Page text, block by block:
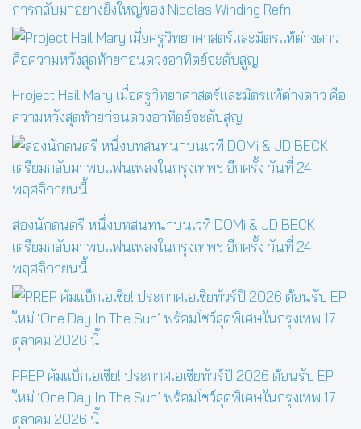
การกลับมาอย่างยิ่งใหญ่ของ Nicolas Winding Refn
Project Hail Mary เมื่อครูวิทยาศาสตร์และมิตรแท้ต่างดาว คือ
ความหวังสุดท้ายก่อนดวงอาทิตย์จะดับสูญ
สองนักดนตรี หนึ่งบทสนทนาบนเวที DOMi & JD BECK
เตรียมกลับมาพบแฟนเพลงในกรุงเทพฯ อีกครั้ง วันที่ 24
พฤศจิกายนนี้
PREP คัมแบ็กเอเชีย! ประกาศเอเชียทัวร์ปี 2026 ต้อนรับ EP
ใหม่ ‘One Day In The Sun’ พร้อมโชว์สุดพิเศษในกรุงเทพ 17
ตุลาคม 2026 นี้